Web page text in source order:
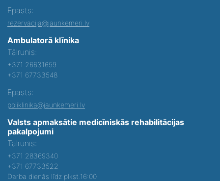
Epasts:
rezervacija@jaunkemeri.lv
Ambulatorā klīnika
Tālrunis:
+371 26631659
+371 67733548
Epasts:
poliklinika@jaunkemeri.lv
Valsts apmaksātie medicīniskās rehabilitācijas
pakalpojumi
Tālrunis:
+371 28369340
+371 67733522
Darba dienās līdz plkst.16:00